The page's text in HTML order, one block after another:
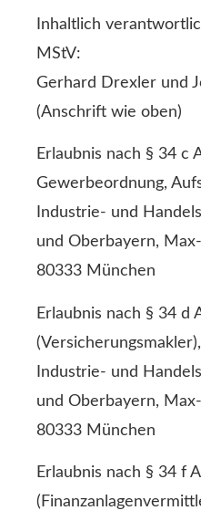
Inhaltlich
MStV:
Gerhard Drexler und
(Anschrift wie oben)
Erlaubnis nach § 34 c
Gewerbeordnung,
Industrie- und
und Oberbayern,
80333 München
Erlaubnis nach § 34 d
Industrie- und
und Oberbayern,
80333 München
Erlaubnis nach § 34 f